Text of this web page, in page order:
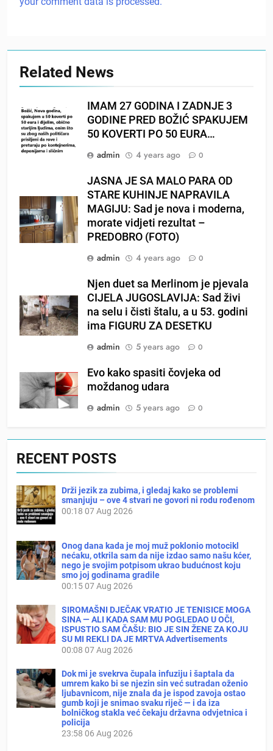
Related News
IMAM 27 GODINA I ZADNJE 3
GODINE PRED BOŽIĆ SPAKUJEM
50 KOVERTI PO 50 EURA…
admin
4 years ago 0
JASNA JE SA MALO PARA OD
STARE KUHINJE NAPRAVILA
MAGIJU: Sad je nova i moderna,
morate vidjeti rezultat –
PREDOBRO (FOTO)
admin
4 years ago 0
Njen duet sa Merlinom je pjevala
CIJELA JUGOSLAVIJA: Sad živi
na selu i čisti štalu, a u 53. godini
ima FIGURU ZA DESETKU
admin
5 years ago 0
Evo kako spasiti čovjeka od
moždanog udara
admin
5 years ago 0
RECENT POSTS
Drži jezik za zubima, i gledaj kako se problemi
smanjuju – ove 4 stvari ne govori ni rodu rođenom
00:18 07 Aug 2026
Onog dana kada je moj muž poklonio motocikl
nećaku, otkrila sam da nije izdao samo našu kćer,
nego je svojim potpisom ukrao budućnost koju
smo joj godinama gradile
00:1507 Aug 2026
SIROMAŠNI DJEČAK VRATIO JE TENISICE MOGA
SINA — ALI KADA SAM MU POGLEDAO U OČI,
ISPUSTIO SAM ČAŠU: BIO JE SIN ŽENE ZA KOJU
SU MI REKLI DA JE MRTVA Advertisements
00:08 07 Aug 2026
Dok mi je svekrva čupala infuziju i šaptala da
umrem kako bi se njezin sin već sutradan oženio
ljubavnicom, nije znala da je ispod zavoja ostao
gumb koji je snimao svaku riječ — i da iza
bolničkog stakla već čekaju državna odvjetnica i
policija
23:58 06 Aug 2026